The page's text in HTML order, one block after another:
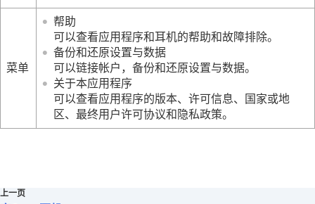
菜单
帮助
可以查看应用程序和耳机的帮助和故障排除。
备份和还原设置与数据
可以链接帐户，备份和还原设置与数据。
关于本应用程序
可以查看应用程序的版本、许可信息、国家或地
区、最终用户许可协议和隐私政策。
上一页